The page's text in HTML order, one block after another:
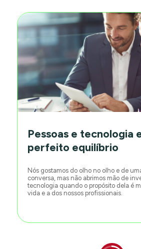
Pessoas e tecnologia
perfeito equilíbrio
Nós gostamos do olho no olho e de
conversa, mas não abrimos mão de
tecnologia quando o propósito dela é
vida e a dos nossos profissionais.